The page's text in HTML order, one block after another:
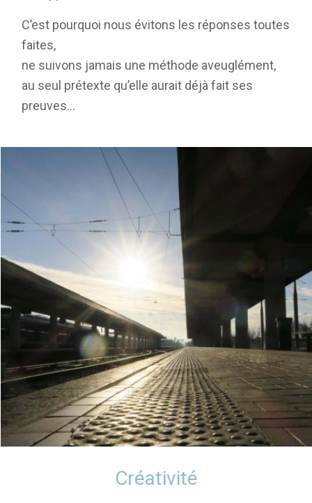
C’est pourquoi nous évitons les réponses toutes
faites,
ne suivons jamais une méthode aveuglément,
au seul prétexte qu’elle aurait déjà fait ses
preuves…
Créativité